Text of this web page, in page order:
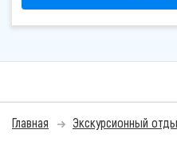
Главная Экскурсионный